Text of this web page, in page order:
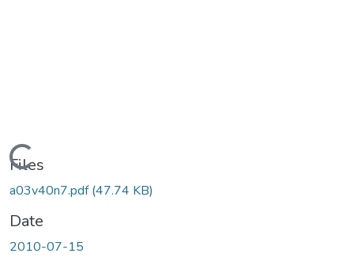
Loading...
Files
a03v40n7.pdf(47.74 KB)
Date
2010-07-15